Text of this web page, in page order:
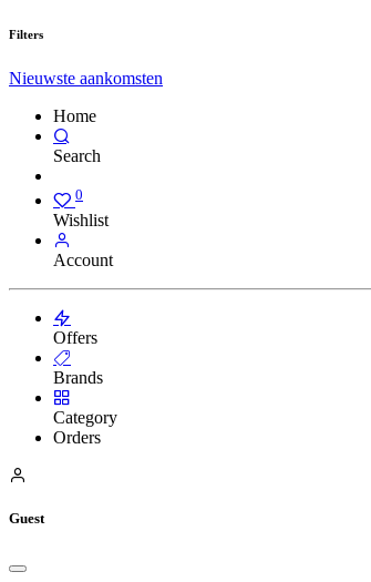
Filters
Nieuwste aankomsten
Home
Search
0
Wishlist
Account
Offers
Brands
Category
Orders
Guest